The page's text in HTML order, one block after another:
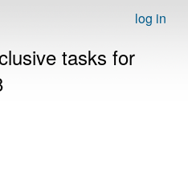
log in
tasks for